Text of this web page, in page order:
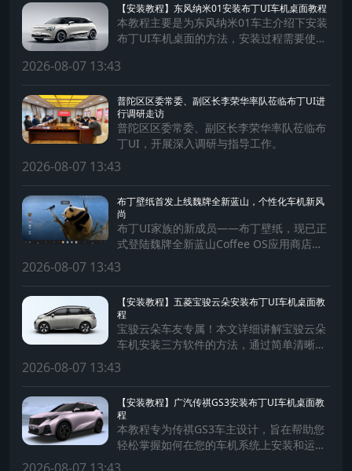
【安装教程】东风纳米01安装布丁UI车机桌面教程
本教程主要是为东风纳米01车主介绍下安装
布丁UI车机桌面的方法，安装过程需要使用
2026-08-07 13:43
普陀区区委常委、副区长李荣华率队莅临布丁UI进
行调研走访
普陀区区委常委、副区长李荣华率队莅临布
丁UI，开展深入调研与指导工作。
2026-08-07 13:43
布丁壁纸首发上线魏牌全新蓝山，个性化车机新风
尚
布丁UI家族的新成员——布丁壁纸，现已正
式登陆魏牌全新蓝山Coffee OS应用商店，
为蓝山车主带来前所未有的个性化出行体
验！
2026-08-07 13:43
【安装教程】五菱宝骏云朵安装布丁UI车机桌面教
程
宝骏云朵车友专属！本文详细讲解宝骏云朵
车机安装三方软件的方法，通过简单清晰的
步骤，助您轻松为车机安装软件，拓展车机
系统功能，提升驾驶体验。
2026-08-07 13:43
【安装教程】广汽传祺GS3安装布丁UI车机桌面教
程
本教程专为传祺GS3车主设计，旨在帮助您
轻松掌握如何在您的车机系统上安装和运行
第三方软件。通过简单易懂的步骤，确保每